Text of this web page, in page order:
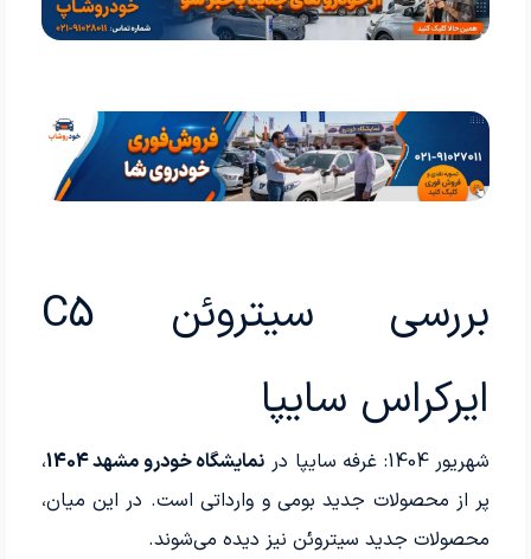
بررسی سیتروئن C5
ایرکراس سایپا
شهریور 1404: غرفه سایپا در نمایشگاه خودرو مشهد 1404
،
پر از محصولات جدید بومی و وارداتی است. در این میان،
محصولات جدید سیتروئن نیز دیده می‌شوند.